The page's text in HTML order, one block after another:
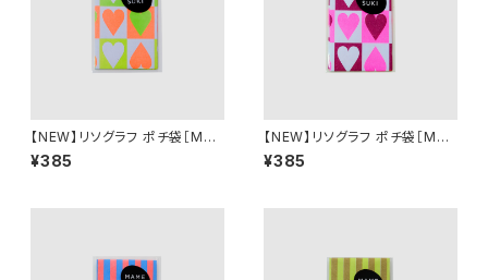
【NEW】リソグラフ ポチ袋［MA
MESUKI Basis ハート］ Neon
Orange × light Green
¥385
【NEW】リソグラフ ポチ袋［MA
MESUKI Basis ハート］ Pink
× Burgundy
¥385